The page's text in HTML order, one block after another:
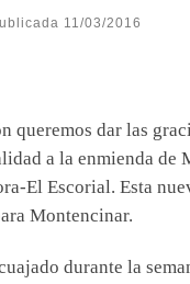
11/03/2016
queremos dar las
a la enmienda de
El Escorial. Esta
Montencinar.
durante la